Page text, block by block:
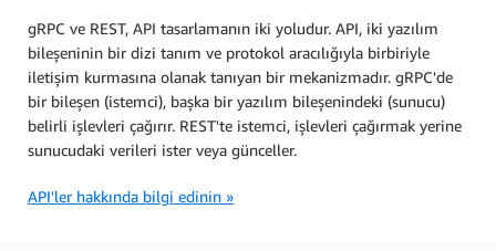
gRPC ve REST, API tasarlamanın iki yoludur. API, iki yazılım
bileşeninin bir dizi tanım ve protokol aracılığıyla birbiriyle
iletişim kurmasına olanak tanıyan bir mekanizmadır. gRPC'de
bir bileşen (istemci), başka bir yazılım bileşenindeki (sunucu)
belirli işlevleri çağırır. REST'te istemci, işlevleri çağırmak yerine
sunucudaki verileri ister veya günceller.
API'ler hakkında bilgi edinin »